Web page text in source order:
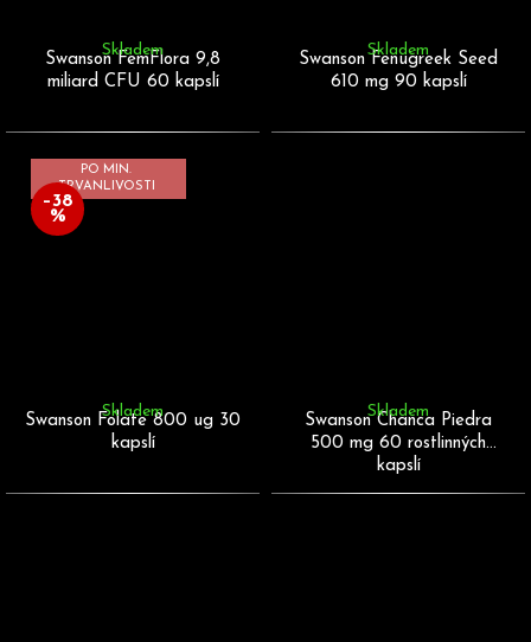
Swanson FemFlora 9,8
miliard CFU 60 kapslí
Skladem
Swanson Fenugreek Seed
610 mg 90 kapslí
Skladem
PO MIN.
TRVANLIVOSTI
–38
%
Swanson Folate 800 ug 30
kapslí
Skladem
Swanson Chanca Piedra
500 mg 60 rostlinných
kapslí
Skladem